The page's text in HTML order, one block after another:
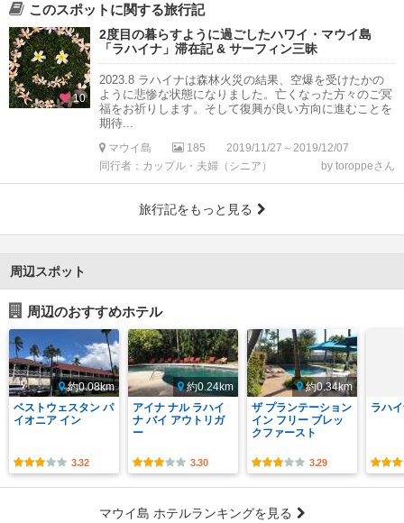
このスポットに関する旅行記
10
2度目の暮らすように過ごしたハワイ・マウイ島
「ラハイナ」滞在記 & サーフィン三昧
2023.8 ラハイナは森林火災の結果、空爆を受けたかの
ように悲惨な状態になりました。亡くなった方々のご冥
福をお祈りします。そして復興が良い方向に進むことを
期待...
マウイ島 185
2019/11/27～2019/12/07
同行者：カップル・夫婦（シニア）
by toroppeさん
旅行記をもっと見る
周辺スポット
周辺のおすすめホテル
約0.08km
ベストウェスタン パ
イオニア イン
3.32
約0.24km
アイナ ナル ラハイ
ナ バイ アウトリガ
ー
3.30
約0.34km
ザ プランテーション
イン フリー ブレッ
クファースト
3.29
ラハ
マウイ島 ホテルランキングを見る